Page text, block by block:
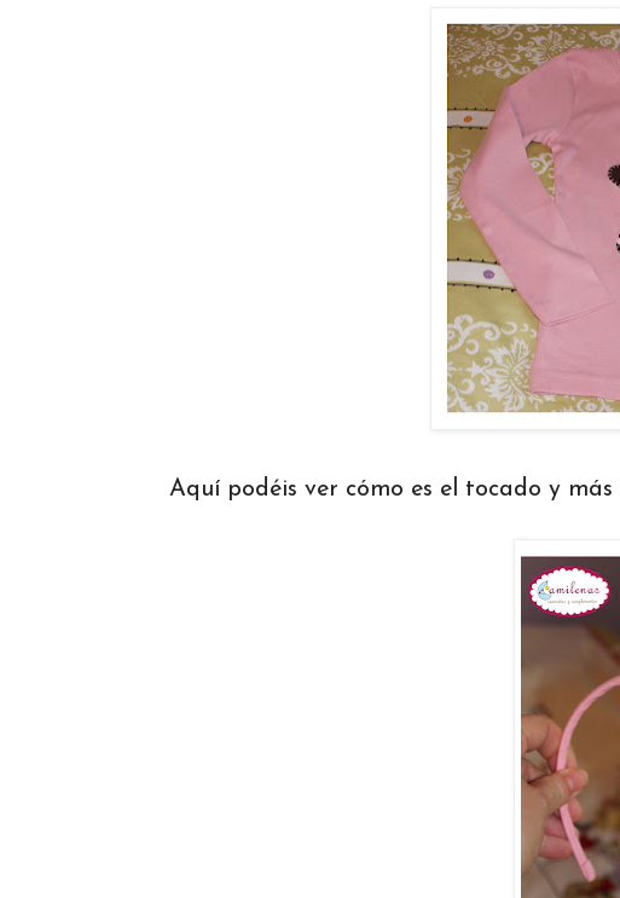
Aquí podéis ver cómo es el tocado y